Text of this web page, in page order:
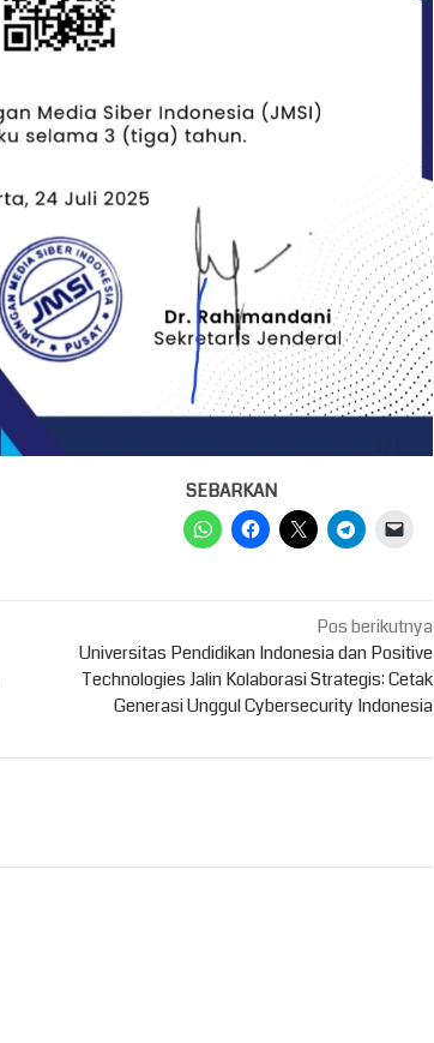
SEBARKAN
Pos berikutnya
Universitas Pendidikan Indonesia dan Positive
Technologies Jalin Kolaborasi Strategis: Cetak
Generasi Unggul Cybersecurity Indonesia